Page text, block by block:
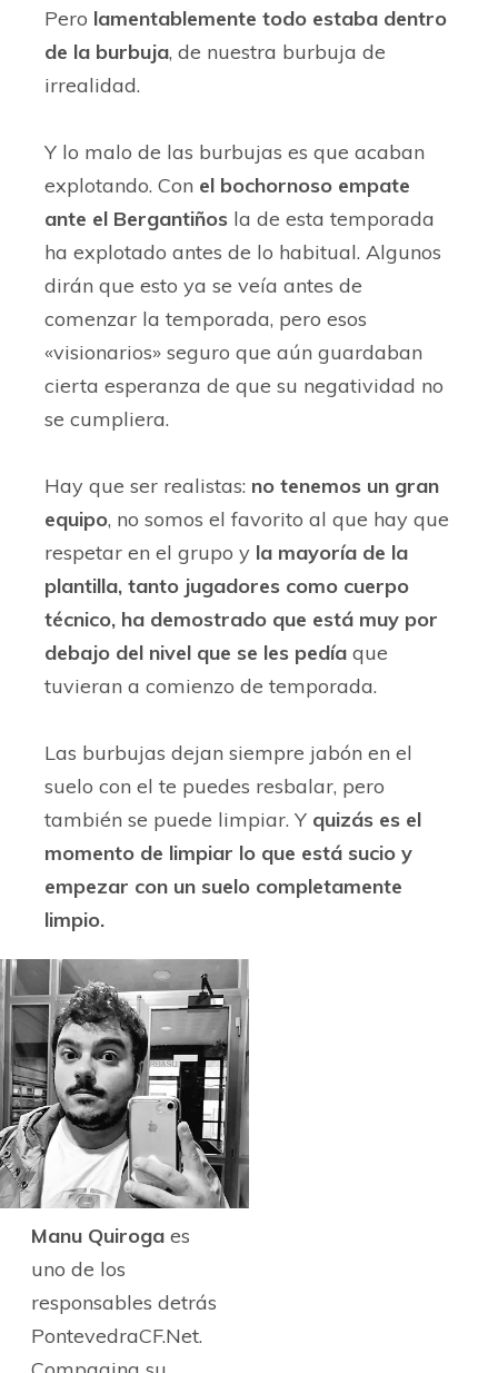
Pero lamentablemente todo estaba dentro
de la burbuja, de nuestra burbuja de
irrealidad.
Y lo malo de las burbujas es que acaban
explotando. Con el bochornoso empate
ante el Bergantiños la de esta temporada
ha explotado antes de lo habitual. Algunos
dirán que esto ya se veía antes de
comenzar la temporada, pero esos
«visionarios» seguro que aún guardaban
cierta esperanza de que su negatividad no
se cumpliera.
Hay que ser realistas: no tenemos un gran
equipo, no somos el favorito al que hay que
respetar en el grupo y la mayoría de la
plantilla, tanto jugadores como cuerpo
técnico, ha demostrado que está muy por
debajo del nivel que se les pedía que
tuvieran a comienzo de temporada.
Las burbujas dejan siempre jabón en el
suelo con el te puedes resbalar, pero
también se puede limpiar. Y quizás es el
momento de limpiar lo que está sucio y
empezar con un suelo completamente
limpio.
Manu Quirogaes
uno de los
responsables detrás
PontevedraCF.Net.